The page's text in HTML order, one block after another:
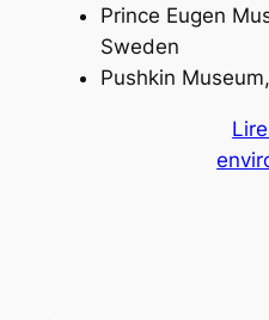
Prince Eugen
Sweden
Pushkin